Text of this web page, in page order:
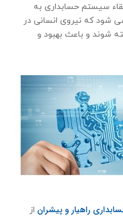
سیستم حسابداری به
شود که نیروی انسانی در
شوند و باعث بهبود و
راهیار و پیشراناز